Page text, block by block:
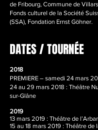
de Fribourg, Commune de
Fonds culturel de la Société
(SSA), Fondation Ernst Göhner.
DATES / TOURNÉE
2018
PREMIERE – samedi 24 mars
24 au 29 mars 2018 : Théâtre
sur-Glâne
2019
13 mars 2019 : Théâtre de
15 au 18 mars 2019 : Théâtre de